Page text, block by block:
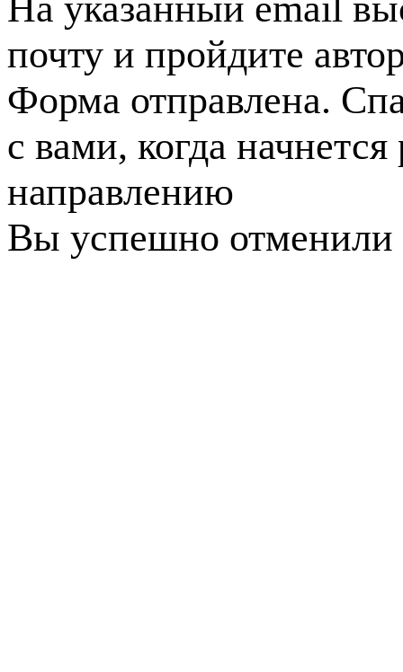
почту и пройдите
Форма отправлена.
с вами, когда
направлению
Вы успешно отменили